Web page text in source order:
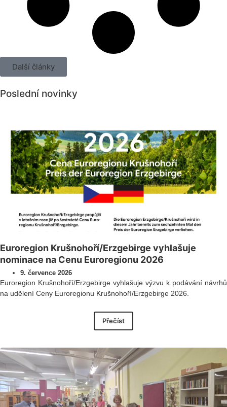
Další články
Poslední novinky
Euroregion Krušnohoří/Erzgebirge vyhlašuje
nominace na Cenu Euroregionu 2026
9. července 2026
Euroregion Krušnohoří/Erzgebirge vyhlašuje výzvu k podávání návrhů
na udělení Ceny Euroregionu Krušnohoří/Erzgebirge 2026.
Přečíst